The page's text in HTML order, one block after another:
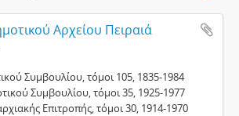
Αρχείου Πειραιά
Συμβουλίου, τόμοι 105, 1835-1984
Συμβουλίου, τόμοι 35, 1925-1977
Επιτροπής, τόμοι 30, 1914-1970